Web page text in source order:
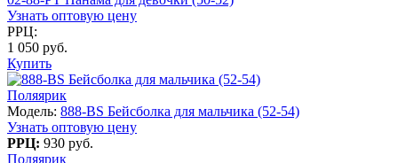
Узнать оптовую цену
РРЦ:
1 050 руб.
Купить
Поляярик
Модель: 888-BS Бейсболка для мальчика (52-54)
Узнать оптовую цену
РРЦ: 930 руб.
Поляярик